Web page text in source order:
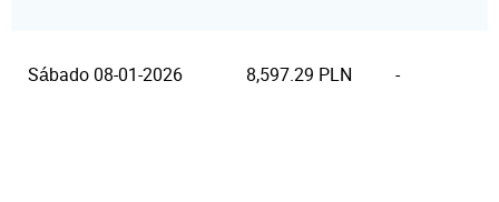
Sábado 08-01-2026 8,597.29 PLN -